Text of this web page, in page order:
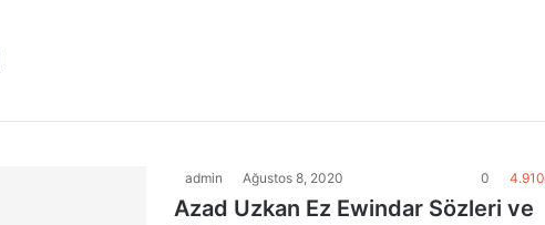
admin Ağustos 8, 2020 0 4.910
Azad Uzkan Ez Ewindar Sözleri ve